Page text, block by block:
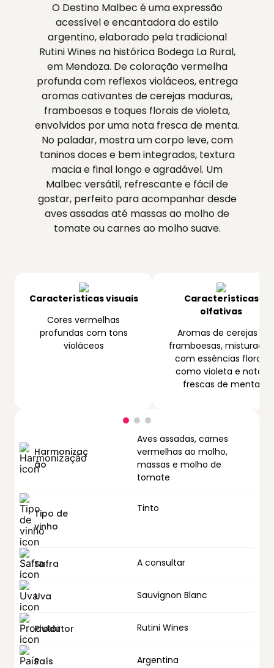
Harmonizaç
ão
Aves assadas, carnes
vermelhas ao molho,
massas e molho de
tomate
Tipo de
vinho
Tinto
Safra A consultar
Uva Sauvignon Blanc
Produtor Rutini Wines
País Argentina
O Destino Malbec é uma expressão
acessível e encantadora do estilo
argentino, elaborado pela tradicional
Rutini Wines na histórica Bodega La Rural,
em Mendoza. De coloração vermelha
profunda com reflexos violáceos, entrega
aromas cativantes de cerejas maduras,
framboesas e toques florais de violeta,
envolvidos por uma nota fresca de menta.
No paladar, mostra um corpo leve, com
taninos doces e bem integrados, textura
macia e final longo e agradável. Um
Malbec versátil, refrescante e fácil de
gostar, perfeito para acompanhar desde
aves assadas até massas ao molho de
tomate ou carnes ao molho suave.
Características visuais
Cores vermelhas
profundas com tons
violáceos
Características
olfativas
Aromas de cerejas e
framboesas, misturados
com essências florais
como violeta e notas
frescas de menta